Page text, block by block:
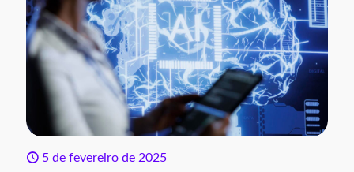
5 de fevereiro de 2025